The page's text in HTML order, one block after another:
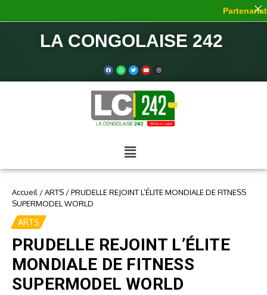
LA CONGOLAISE 242
Accueil /ARTS /PRUDELLE REJOINT L’ÉLITE MONDIALE DE FITNESS
SUPERMODEL WORLD
ARTS
PRUDELLE REJOINT L’ÉLITE
MONDIALE DE FITNESS
SUPERMODEL WORLD
Partenariat